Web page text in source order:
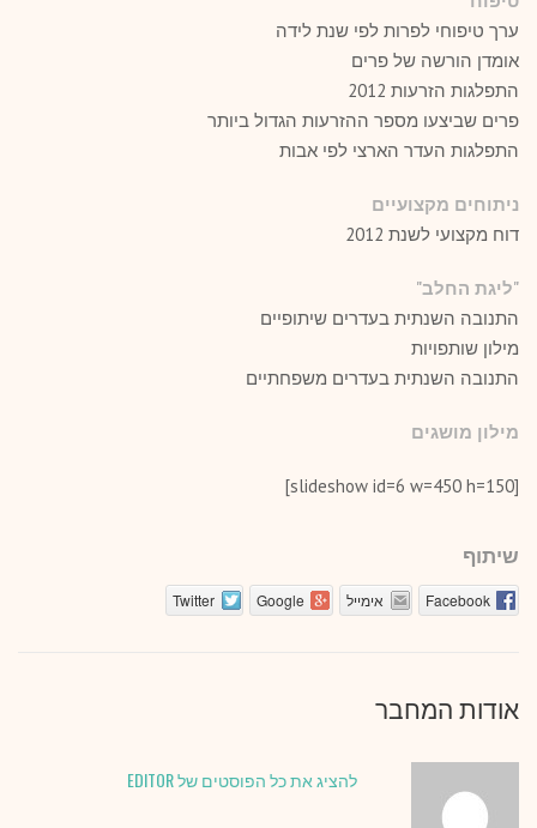
ערך טיפוחי לפרות לפי שנת לידה
אומדן הורשה של פרים
התפלגות הזרעות 2012
פרים שביצעו מספר ההזרעות הגדול ביותר
התפלגות העדר הארצי לפי אבות
ניתוחים מקצועיים
דוח מקצועי לשנת 2012
"ליגת החלב"
התנובה השנתית בעדרים שיתופיים
מילון שותפויות
התנובה השנתית בעדרים משפחתיים
מילון מושגים
[slideshow id=6 w=450 h=150]
שיתוף
Facebook אימייל Google
Twitter
אודות המחבר
להציג את כל הפוסטים של EDITOR